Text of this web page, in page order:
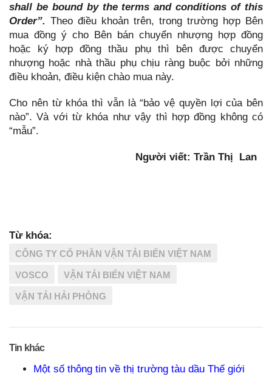
shall be bound by the terms and conditions of this
Order”. Theo điều khoản trên, trong trường hợp Bên
mua đồng ý cho Bên bán chuyển nhượng hợp đồng
hoặc ký hợp đồng thầu phụ thì bên được chuyển
nhượng hoặc nhà thầu phụ chịu ràng buộc bởi những
điều khoản, điều kiện chào mua này.
Cho nên từ khóa thì vẫn là “bảo vệ quyền lợi của bên
nào”. Và với từ khóa như vậy thì hợp đồng không có
“mẫu”.
Người viết: Trần Thị Lan
Từ khóa:
CÔNG TY CỔ PHẦN VẬN TẢI BIỂN VIỆT NAM
VOSCO VẬN TẢI BIỂN VIỆT NAM
VẬN TẢI HẢI PHÒNG
Tin khác
Một số thông tin về thị trường tàu dầu Thế giới